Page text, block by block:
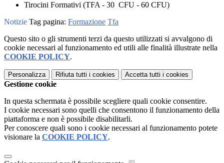
Tirocini Formativi (TFA - 30 CFU - 60 CFU)
Notizie Tag pagina: Formazione Tfa
Questo sito o gli strumenti terzi da questo utilizzati si avvalgono di
cookie necessari al funzionamento ed utili alle finalità illustrate nella
COOKIE POLICY.
Personalizza Rifiuta tutti i cookies Accetta tutti i cookies
Gestione cookie
In questa schermata è possibile scegliere quali cookie consentire.
I cookie necessari sono quelli che consentono il funzionamento della
piattaforma e non è possibile disabilitarli.
Per conoscere quali sono i cookie necessari al funzionamento potete
visionare la COOKIE POLICY.